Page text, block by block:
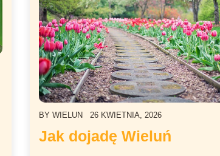
BY WIELUN 26 KWIETNIA, 2026
Jak dojadę Wieluń